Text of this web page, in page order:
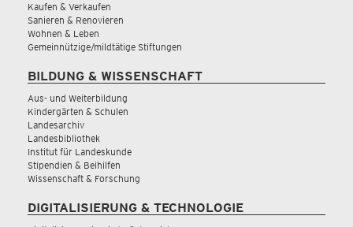
Kaufen & Verkaufen
Sanieren & Renovieren
Wohnen & Leben
Gemeinnützige/mildtätige Stiftungen
BILDUNG & WISSENSCHAFT
Aus- und Weiterbildung
Kindergärten & Schulen
Landesarchiv
Landesbibliothek
Institut für Landeskunde
Stipendien & Beihilfen
Wissenschaft & Forschung
DIGITALISIERUNG & TECHNOLOGIE